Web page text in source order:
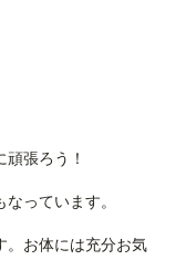
張ろう！
っています。
。お体には充分お気